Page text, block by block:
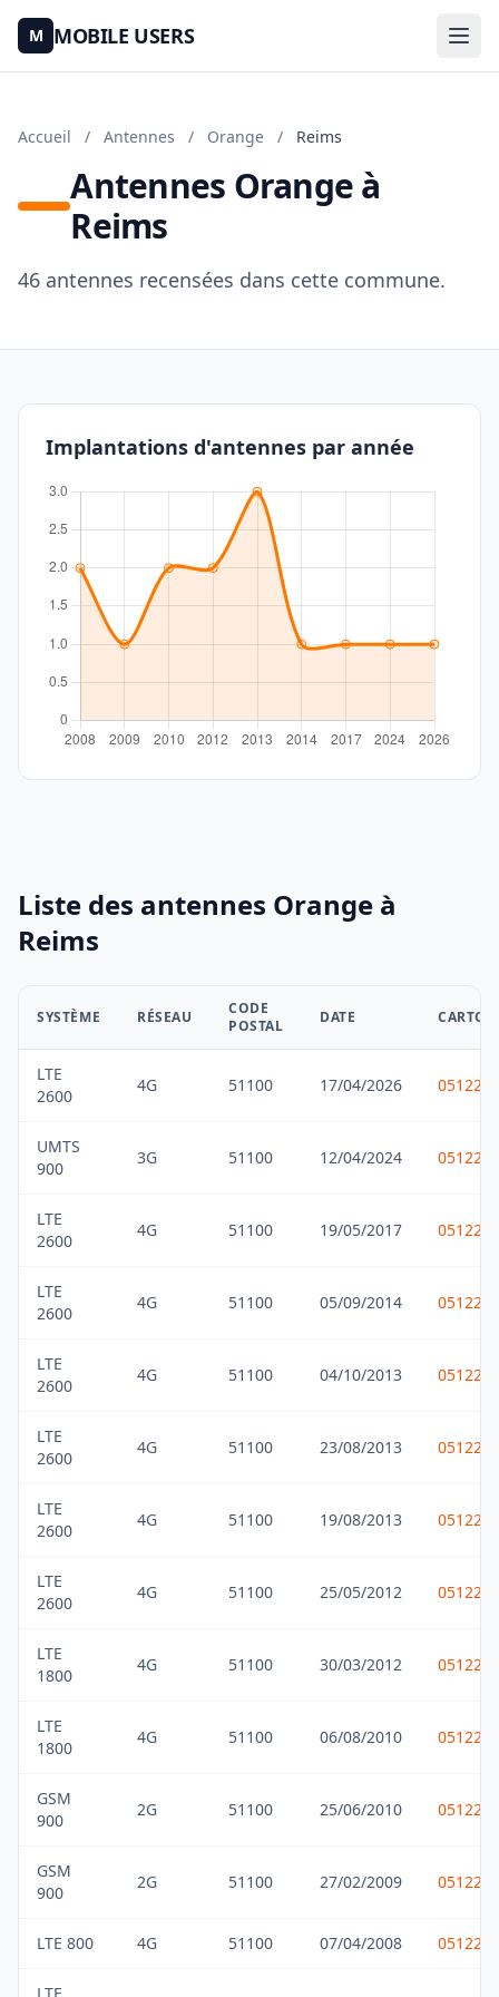
M MOBILE USERS
Accueil / Antennes / Orange / Reims
Antennes Orange à
Reims
46 antennes recensées dans cette commune.
Implantations d'antennes par année
Liste des antennes Orange à
Reims
SYSTÈME RÉSEAU
CODE
POSTAL
DATE
LTE
2600
4G 51100 17/04/2026
UMTS
900
3G 51100 12/04/2024
LTE
2600
4G 51100 19/05/2017
LTE
2600
4G 51100 05/09/2014
LTE
2600
4G 51100 04/10/2013
LTE
2600
4G 51100 23/08/2013
LTE
2600
4G 51100 19/08/2013
LTE
2600
4G 51100 25/05/2012
LTE
1800
4G 51100 30/03/2012
LTE
1800
4G 51100 06/08/2010
GSM
900
2G 51100 25/06/2010
GSM
900
2G 51100 27/02/2009
LTE 800 4G 51100 07/04/2008